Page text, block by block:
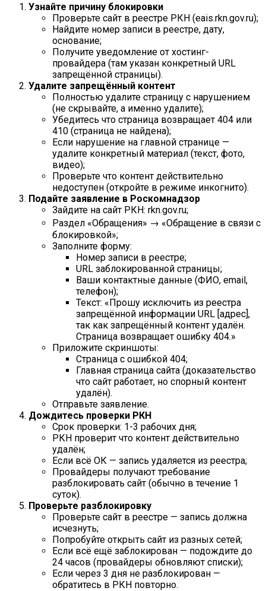
Узнайте причину блокировки
Проверьте сайт в реестре РКН (eais.rkn.gov.ru);
Найдите номер записи в реестре, дату,
основание;
Получите уведомление от хостинг-
провайдера (там указан конкретный URL
запрещённой страницы).
Удалите запрещённый контент
Полностью удалите страницу с нарушением
(не скрывайте, а именно удалите);
Убедитесь что страница возвращает 404 или
410 (страница не найдена);
Если нарушение на главной странице —
удалите конкретный материал (текст, фото,
видео);
Проверьте что контент действительно
недоступен (откройте в режиме инкогнито).
Подайте заявление в Роскомнадзор
Зайдите на сайт РКН: rkn.gov.ru;
Раздел «Обращения» → «Обращение в связи с
блокировкой»;
Заполните форму:
Номер записи в реестре;
URL заблокированной страницы;
Ваши контактные данные (ФИО, email,
телефон);
Текст: «Прошу исключить из реестра
запрещённой информации URL [адрес],
так как запрещённый контент удалён.
Страница возвращает ошибку 404.»
Приложите скриншоты:
Страница с ошибкой 404;
Главная страница сайта (доказательство
что сайт работает, но спорный контент
удалён).
Отправьте заявление.
Дождитесь проверки РКН
Срок проверки: 1-3 рабочих дня;
РКН проверит что контент действительно
удалён;
Если всё ОК — запись удаляется из реестра;
Провайдеры получают требование
разблокировать сайт (обычно в течение 1
суток).
Проверьте разблокировку
Проверьте сайт в реестре — запись должна
исчезнуть;
Попробуйте открыть сайт из разных сетей;
Если всё ещё заблокирован — подождите до
24 часов (провайдеры обновляют списки);
Если через 3 дня не разблокирован —
обратитесь в РКН повторно.